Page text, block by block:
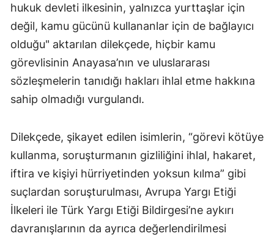
hukuk devleti ilkesinin, yalnızca yurttaşlar için
değil, kamu gücünü kullananlar için de bağlayıcı
olduğu" aktarılan dilekçede, hiçbir kamu
görevlisinin Anayasa’nın ve uluslararası
sözleşmelerin tanıdığı hakları ihlal etme hakkına
sahip olmadığı vurgulandı.
Dilekçede, şikayet edilen isimlerin, “görevi kötüye
kullanma, soruşturmanın gizliliğini ihlal, hakaret,
iftira ve kişiyi hürriyetinden yoksun kılma” gibi
suçlardan soruşturulması, Avrupa Yargı Etiği
İlkeleri ile Türk Yargı Etiği Bildirgesi’ne aykırı
davranışlarının da ayrıca değerlendirilmesi